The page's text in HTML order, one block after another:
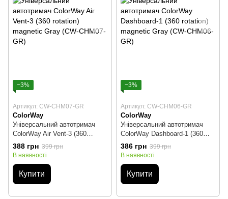
−3%
Артикул: CW-CHM07-GR
ColorWay
Універсальний автотримач
ColorWay Air Vent-3 (360
rotation) magnetic Gray (CW-
CHM07-GR)
388 грн 399 грн
В наявності
Купити
−3%
Артикул: CW-CHM06-GR
ColorWay
Універсальний автотримач
ColorWay Dashboard-1 (360
rotation) magnetic Gray (CW-
CHM06-GR)
386 грн 399 грн
В наявності
Купити